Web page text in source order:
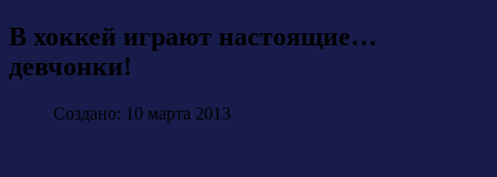
В хоккей играют настоящие…
девчонки!
Создано: 10 марта 2013